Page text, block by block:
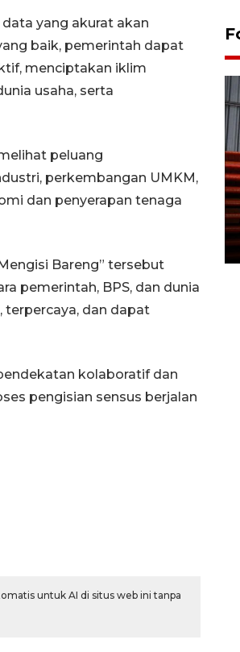
yang akurat akan
baik, pemerintah dapat
menciptakan iklim
usaha, serta
peluang
perkembangan UMKM,
dan penyerapan tenaga
Bareng” tersebut
pemerintah, BPS, dan dunia
dan dapat
kolaboratif dan
pengisian sensus berjalan
untuk AI di situs web ini tanpa
puncak musim
di Kalimantan